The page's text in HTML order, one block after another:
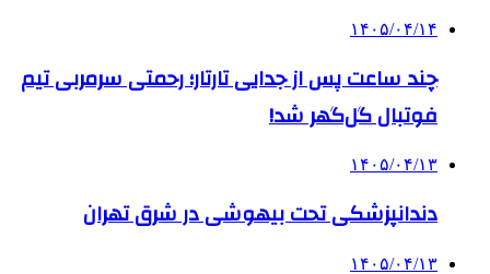
۱۴۰۵/۰۴/۱۴
چند ساعت پس از جدایی تارتار؛ رحمتی سرمربی تیم
فوتبال گل‌گهر شد!
۱۴۰۵/۰۴/۱۳
دندانپزشکی تحت بیهوشی در شرق تهران
۱۴۰۵/۰۴/۱۳